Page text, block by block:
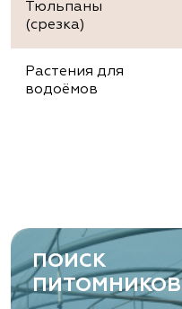
Тюльпаны
(срезка)
Растения для
водоёмов
ПОИСК
ПИТОМНИКОВ